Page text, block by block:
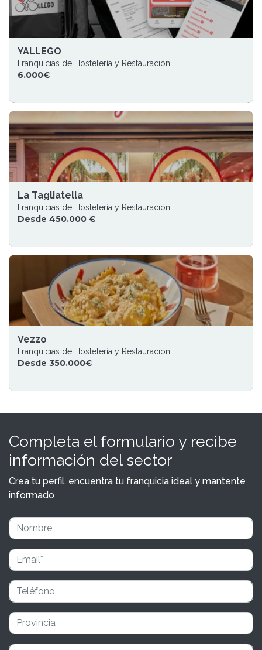
YALLEGO
Franquicias de Hostelería y Restauración
6.000€
La Tagliatella
Franquicias de Hostelería y Restauración
Desde 450.000 €
Vezzo
Franquicias de Hostelería y Restauración
Desde 350.000€
Completa el formulario y recibe
información del sector
Crea tu perfil, encuentra tu franquicia ideal y mantente
informado